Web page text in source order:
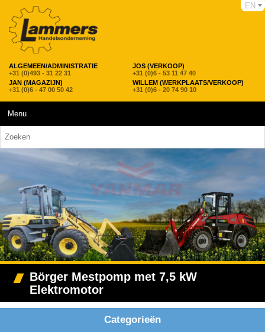
ALGEMEEN/ADMINISTRATIE
+31 (0)493 - 31 22 31
JOS (VERKOOP)
+31 (0)6 - 53 11 47 40
JAN (MAGAZIJN)
+31 (0)6 - 47 00 50 42
WILLEM (WERKPLAATS/VERKOOP)
+31 (0)6 - 20 74 90 10
EN
Menu
Börger Mestpomp met 7,5 kW
Elektromotor
Categorieën